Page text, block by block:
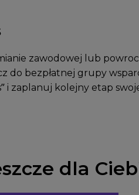
zawodowej lub
do bezpłatnej grupy
i zaplanuj kolejny etap
dla